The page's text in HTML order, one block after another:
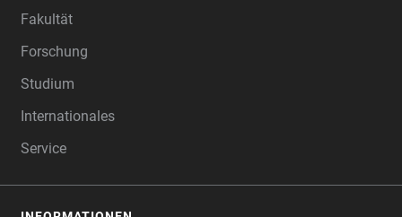
Fakultät
Forschung
Studium
Internationales
Service